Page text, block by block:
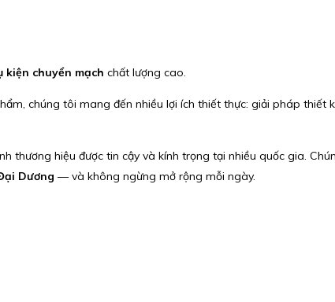
kiện chuyển mạch chất lượng cao.
chúng tôi mang đến nhiều lợi ích thiết thực: giải pháp thiết
thương hiệu được tin cậy và kính trọng tại nhiều quốc gia.
Dương — và không ngừng mở rộng mỗi ngày.